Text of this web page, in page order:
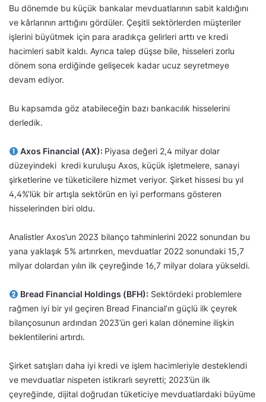
Bu dönemde bu küçük bankalar mevduatlarının sabit kaldığını
ve kârlarının arttığını gördüler. Çeşitli sektörlerden müşteriler
işlerini büyütmek için para aradıkça gelirleri arttı ve kredi
hacimleri sabit kaldı. Ayrıca talep düşse bile, hisseleri zorlu
dönem sona erdiğinde gelişecek kadar ucuz seyretmeye
devam ediyor.
Bu kapsamda göz atabileceğin bazı bankacılık hisselerini
derledik.
Axos Financial (AX): Piyasa değeri 2,4 milyar dolar
düzeyindeki kredi kuruluşu Axos, küçük işletmelere, sanayi
şirketlerine ve tüketicilere hizmet veriyor. Şirket hissesi bu yıl
4,4%’lük bir artışla sektörün en iyi performans gösteren
hisselerinden biri oldu.
Analistler Axos’un 2023 bilanço tahminlerini 2022 sonundan bu
yana yaklaşık 5% artırırken, mevduatlar 2022 sonundaki 15,7
milyar dolardan yılın ilk çeyreğinde 16,7 milyar dolara yükseldi.
Bread Financial Holdings (BFH): Sektördeki problemlere
rağmen iyi bir yıl geçiren Bread Financial’ın güçlü ilk çeyrek
bilançosunun ardından 2023’ün geri kalan dönemine ilişkin
beklentilerini artırdı.
Şirket satışları daha iyi kredi ve işlem hacimleriyle desteklendi
ve mevduatlar nispeten istikrarlı seyretti; 2023’ün ilk
çeyreğinde, dijital doğrudan tüketiciye mevduatlardaki büyüme